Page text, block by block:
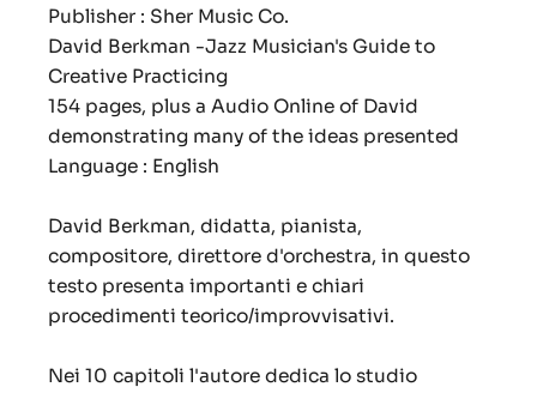
Publisher : Sher Music Co.
David Berkman -Jazz Musician's Guide to
Creative Practicing
154 pages, plus a Audio Online of David
demonstrating many of the ideas presented
Language : English
David Berkman, didatta, pianista,
compositore, direttore d'orchestra, in questo
testo presenta importanti e chiari
procedimenti teorico/improvvisativi.
Nei 10 capitoli l'autore dedica lo studio